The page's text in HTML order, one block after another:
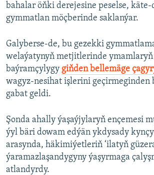
bahalar öňki derejesine peselse, käte-
gymmatlan möçberinde saklanýar.
Galyberse-de, bu gezekki
welaýatynyň metjitlerinde
baýramçylygy giňden bellemäge
wagyz-nesihat işlerini geçirmeginden
gabat geldi.
Şonda ahally ýaşaýjylaryň ençemesi
ýyl bäri dowam edýän ykdysady
arasynda, häkimiýetleriň ‘ilatyň
ýaramazlaşandygyny ýaşyrmaga
atlandyrdy.